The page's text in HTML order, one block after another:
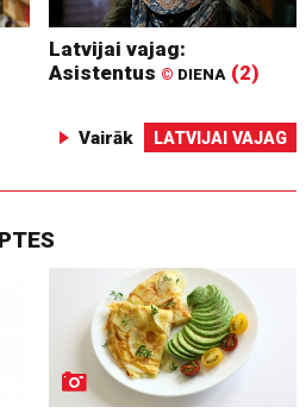
Latvijai vajag:
Asistentus © DIENA (2)
Vairāk LATVIJAI VAJAG